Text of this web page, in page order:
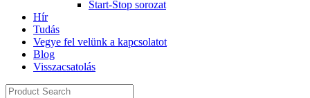
Start-Stop sorozat
Hír
Tudás
Vegye fel velünk a kapcsolatot
Blog
Visszacsatolás